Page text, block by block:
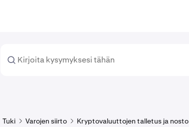
Tuki Varojen siirto Kryptovaluuttojen talletus ja nosto